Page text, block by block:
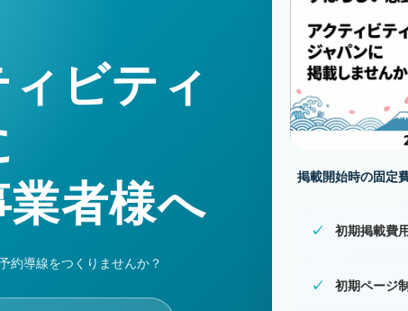
ビティ
者様へ
約導線をつくりませんか？
掲載開始時の固定
初期掲載費
初期ページ